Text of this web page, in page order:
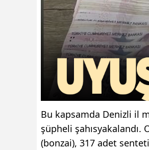
Bu kapsamda Denizli il
şüpheli
(bonzai), 317 adet